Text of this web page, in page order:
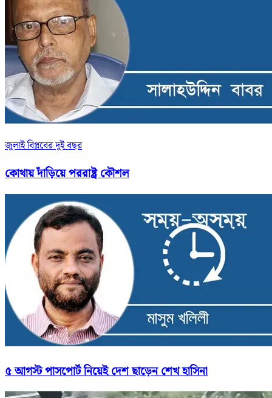
জুলাই বিপ্লবের দুই বছর
কোথায় দাঁড়িয়ে পররাষ্ট্র কৌশল
৫ আগস্ট পাসপোর্ট নিয়েই দেশ ছাড়েন শেখ হাসিনা